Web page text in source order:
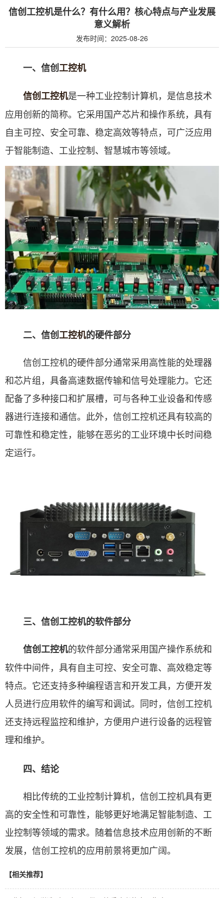
信创工控机是什么？有什么用？核心特点与产业发展
意义解析
发布时间：2025-08-26
一、信创工控机
信创工控机是一种工业控制计算机，是信息技术
应用创新的简称。它采用国产芯片和操作系统，具有
自主可控、安全可靠、稳定高效等特点，可广泛应用
于智能制造、工业控制、智慧城市等领域。
二、信创工控机的硬件部分
信创工控机的硬件部分通常采用高性能的处理器
和芯片组，具备高速数据传输和信号处理能力。它还
配备了多种接口和扩展槽，可与各种工业设备和传感
器进行连接和通信。此外，信创工控机还具有较高的
可靠性和稳定性，能够在恶劣的工业环境中长时间稳
定运行。
三、信创工控机的软件部分
信创工控机的软件部分通常采用国产操作系统和
软件中间件，具有自主可控、安全可靠、高效稳定等
特点。它还支持多种编程语言和开发工具，方便开发
人员进行应用软件的编写和调试。同时，信创工控机
还支持远程监控和维护，方便用户进行设备的远程管
理和维护。
四、结论
相比传统的工业控制计算机，信创工控机具有更
高的安全性和可靠性，能够更好地满足智能制造、工
业控制等领域的需求。随着信息技术应用创新的不断
发展，信创工控机的应用前景将更加广阔。
【相关推荐】